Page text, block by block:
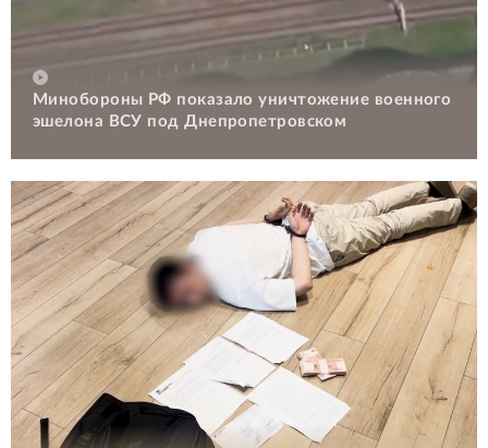
Минобороны РФ показало уничтожение военного
эшелона ВСУ под Днепропетровском